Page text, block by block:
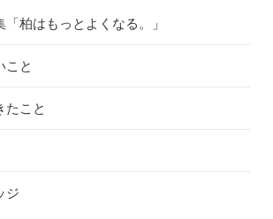
柏はもっとよくなる。」
こと
たこと
ジ